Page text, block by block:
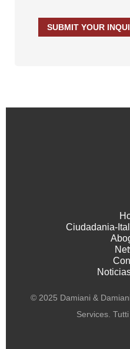
Ciudadania-
© 2025 Damiani &
Services.